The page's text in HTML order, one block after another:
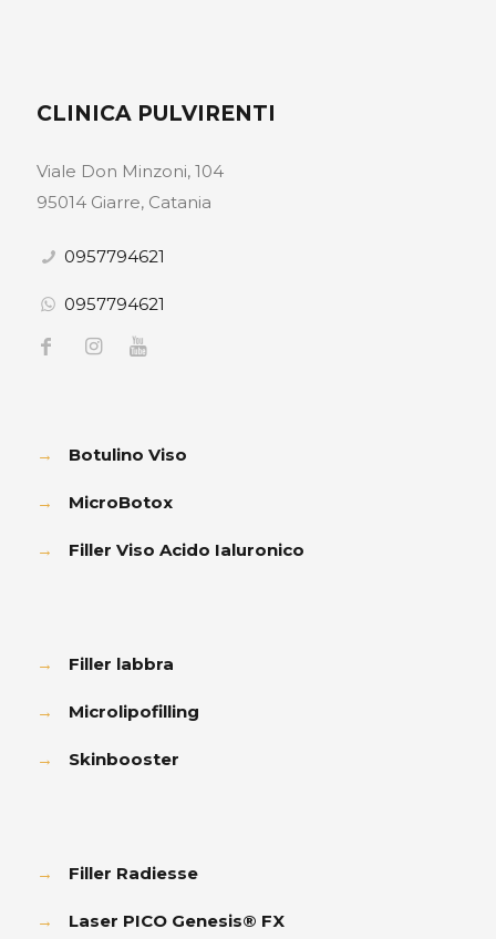
CLINICA PULVIRENTI
Viale Don Minzoni, 104
95014 Giarre, Catania
0957794621
0957794621
→ Botulino Viso
→ MicroBotox
→ Filler Viso Acido Ialuronico
→ Filler labbra
→ Microlipofilling
→ Skinbooster
→ Filler Radiesse
→ Laser PICO Genesis® FX